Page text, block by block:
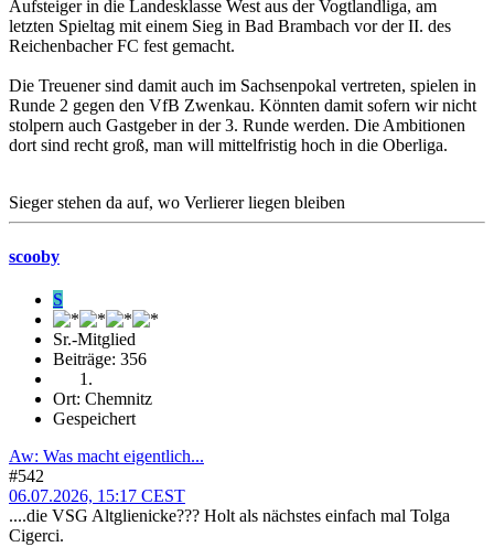
Aufsteiger in die Landesklasse West aus der Vogtlandliga, am
letzten Spieltag mit einem Sieg in Bad Brambach vor der II. des
Reichenbacher FC fest gemacht.
Die Treuener sind damit auch im Sachsenpokal vertreten, spielen in
Runde 2 gegen den VfB Zwenkau. Könnten damit sofern wir nicht
stolpern auch Gastgeber in der 3. Runde werden. Die Ambitionen
dort sind recht groß, man will mittelfristig hoch in die Oberliga.
Sieger stehen da auf, wo Verlierer liegen bleiben
scooby
S
Sr.-Mitglied
Beiträge: 356
Ort: Chemnitz
Gespeichert
Aw: Was macht eigentlich...
#542
06.07.2026, 15:17 CEST
....die VSG Altglienicke??? Holt als nächstes einfach mal Tolga
Cigerci.